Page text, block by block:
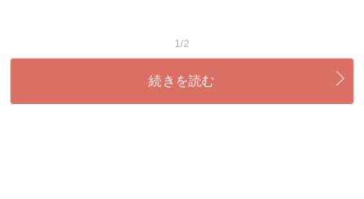
1/2
続きを読む